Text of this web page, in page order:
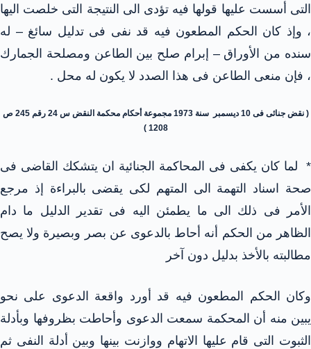
التى أسست عليها قولها فيه تؤدى الى النتيجة التى خلصت اليها
، وإذ كان الحكم المطعون فيه قد نفى فى تدليل سائغ – له
سنده من الأوراق – إبرام صلح بين الطاعن ومصلحة الجمارك
، فإن منعى الطاعن فى هذا الصدد لا يكون له محل .
( نقض جنائى فى 10 ديسمبر سنة 1973 مجموعة أحكام محكمة النقض س 24 رقم 245 ص
1208 )
* لما كان يكفى فى المحاكمة الجنائية ان يتشكك القاضى فى
صحة اسناد التهمة الى المتهم لكى يقضى بالبراءة إذ مرجع
الأمر فى ذلك الى ما يطمئن اليه فى تقدير الدليل ما دام
الظاهر من الحكم أنه أحاط بالدعوى عن بصر وبصيرة ولا يصح
مطالبته بالأخذ بدليل دون آخر
وكان الحكم المطعون فيه قد أورد واقعة الدعوى على نحو
يبين منه أن المحكمة سمعت الدعوى وأحاطت بظروفها وبأدلة
الثبوت التى قام عليها الاتهام ووازنت بينها وبين أدلة النفى ثم